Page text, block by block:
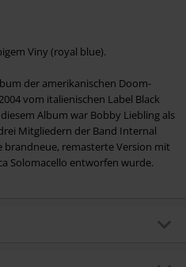
Viny (royal blue).
der amerikanischen Doom-
vom italienischen Label Black
Album war Bobby Liebling als
Mitgliedern der Band Internal
brandneue, remasterte Version mit
Solomacello entworfen wurde.